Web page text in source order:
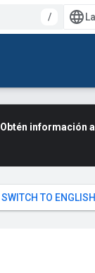
/
Obtén información al